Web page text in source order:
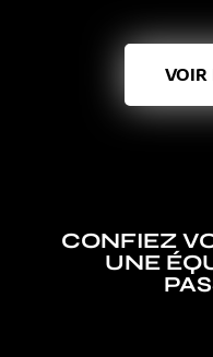
VOIR
CONFIEZ
UNE